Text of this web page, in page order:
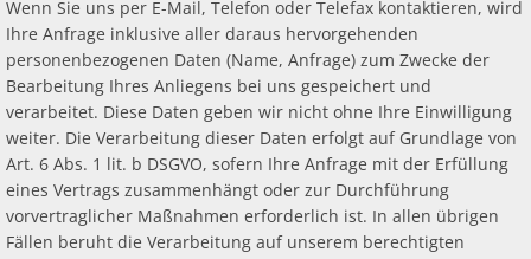
Wenn Sie uns per E-Mail, Telefon oder Telefax kontaktieren, wird
Ihre Anfrage inklusive aller daraus hervorgehenden
personenbezogenen Daten (Name, Anfrage) zum Zwecke der
Bearbeitung Ihres Anliegens bei uns gespeichert und
verarbeitet. Diese Daten geben wir nicht ohne Ihre Einwilligung
weiter. Die Verarbeitung dieser Daten erfolgt auf Grundlage von
Art. 6 Abs. 1 lit. b DSGVO, sofern Ihre Anfrage mit der Erfüllung
eines Vertrags zusammenhängt oder zur Durchführung
vorvertraglicher Maßnahmen erforderlich ist. In allen übrigen
Fällen beruht die Verarbeitung auf unserem berechtigten